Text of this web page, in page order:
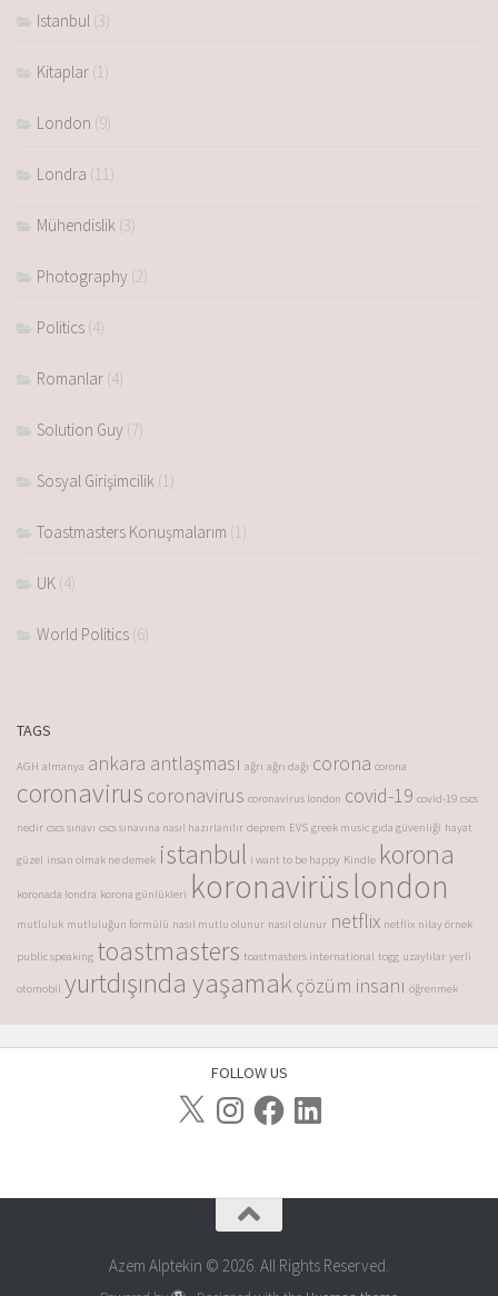
Istanbul (3)
Kitaplar (1)
London (9)
Londra (11)
Mühendislik (3)
Photography (2)
Politics (4)
Romanlar (4)
Solution Guy (7)
Sosyal Girişimcilik (1)
Toastmasters Konuşmalarım (1)
UK (4)
World Politics (6)
TAGS
AGH almanya ankara antlaşması ağrı ağrı dağı corona corona
coronavirus coronavirus coronavirus london covid-19 covid-19 cscs
nedir cscs sınavı cscs sınavına nasıl hazırlanılır deprem EVS greek music gıda güvenliği hayat
güzel insan olmak ne demek istanbul i want to be happy Kindle korona
koronada londra korona günlükleri koronavirüslondon
mutluluk mutluluğun formülü nasıl mutlu olunur nasıl olunur netflix netflix nilay örnek
public speaking toastmasters toastmasters international togg uzaylılar yerli
otomobil yurtdışında yaşamakçözüm insanı öğrenmek
FOLLOW US
Azem Alptekin © 2026. All Rights Reserved.